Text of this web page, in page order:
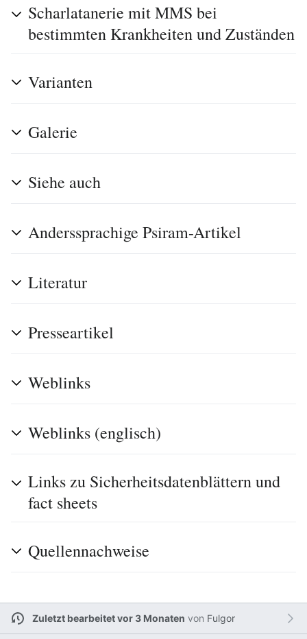
Scharlatanerie mit MMS bei
bestimmten Krankheiten und Zuständen
Varianten
Galerie
Siehe auch
Anderssprachige Psiram-Artikel
Literatur
Presseartikel
Weblinks
Weblinks (englisch)
Links zu Sicherheitsdatenblättern und
fact sheets
Quellennachweise
Zuletzt bearbeitet vor 3 Monaten von Fulgor